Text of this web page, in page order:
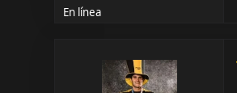
En línea